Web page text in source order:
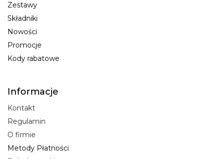
Zestawy
Składniki
Nowości
Promocje
Kody rabatowe
Informacje
Kontakt
Regulamin
O firmie
Metody Płatności